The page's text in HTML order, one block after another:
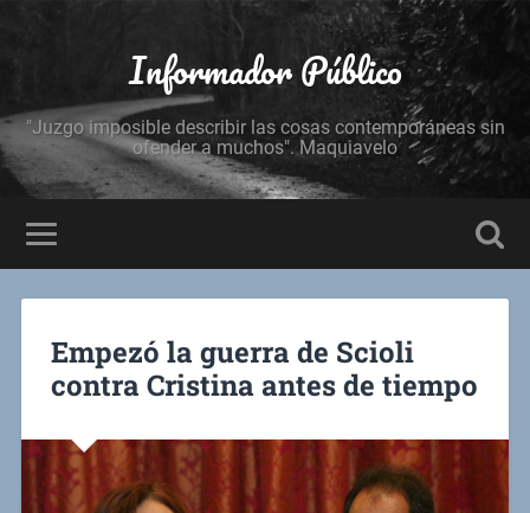
Informador Público
"Juzgo imposible describir las cosas contemporáneas sin
ofender a muchos". Maquiavelo
Empezó la guerra de Scioli
contra Cristina antes de tiempo